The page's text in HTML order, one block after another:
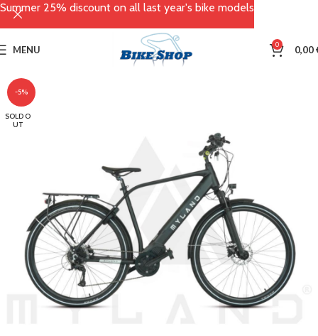
MENU 0 0,00
-5%
SOLD O
UT
Summer 25% discount on all last year's bike models